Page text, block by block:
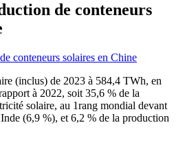
de conteneurs
(inclus) de 2023 à 584,4 TWh, en
à 2022, soit 35,6 % de la
solaire, au 1rang mondial devant
(6,9 %), et 6,2 % de la production